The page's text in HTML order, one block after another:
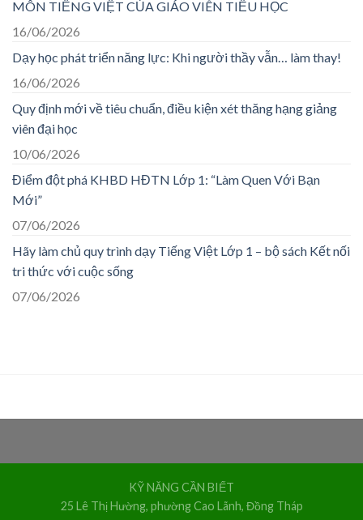
MÔN TIẾNG VIỆT CỦA GIÁO VIÊN TIỂU HỌC
16/06/2026
Dạy học phát triển năng lực: Khi người thầy vẫn… làm thay!
16/06/2026
Quy định mới về tiêu chuẩn, điều kiện xét thăng hạng giảng
viên đại học
10/06/2026
Điểm đột phá KHBD HĐTN Lớp 1: “Làm Quen Với Bạn
Mới”
07/06/2026
Hãy làm chủ quy trình dạy Tiếng Việt Lớp 1 – bộ sách Kết nối
tri thức với cuộc sống
07/06/2026
KỸ NĂNG CẦN BIẾT
25 Lê Thị Hường, phường Cao Lãnh, Đồng Tháp